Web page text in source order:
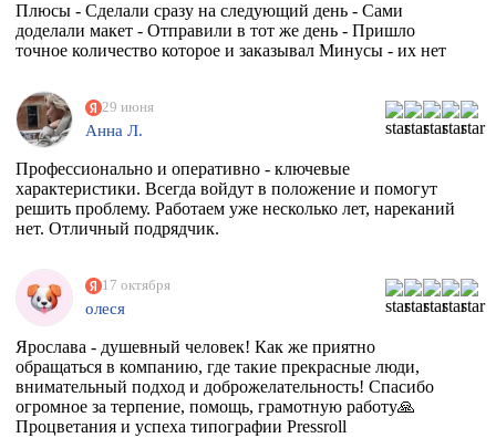
Плюсы - Сделали сразу на следующий день - Сами
доделали макет - Отправили в тот же день - Пришло
точное количество которое и заказывал Минусы - их нет
29 июня
Анна Л.
Профессионально и оперативно - ключевые
характеристики. Всегда войдут в положение и помогут
решить проблему. Работаем уже несколько лет, нареканий
нет. Отличный подрядчик.
17 октября
олеся
Ярослава - душевный человек! Как же приятно
обращаться в компанию, где такие прекрасные люди,
внимательный подход и доброжелательность! Спасибо
огромное за терпение, помощь, грамотную работу🙏
Процветания и успеха типографии Pressroll